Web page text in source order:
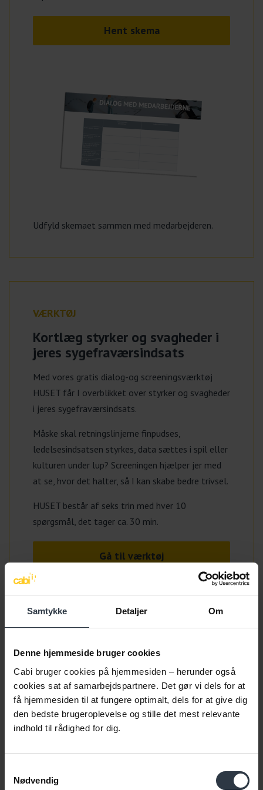
Samtykke Detaljer Om
Denne hjemmeside bruger cookies
Cabi bruger cookies på hjemmesiden – herunder også
cookies sat af samarbejdspartnere. Det gør vi dels for at
få hjemmesiden til at fungere optimalt, dels for at give dig
den bedste brugeroplevelse og stille det mest relevante
indhold til rådighed for dig.
Nødvendig
Hent skema
Udfyld skemaet sammen med medarbejderen.
VÆRKTØJ
Kortlæg styrker og svagheder i
jeres sygefraværsindsats
Med vores gratis dialog-og screeningsværktøj
HUSET får I overblikket over styrker og svagheder
i jeres sygefraværsindsats.
Måske skal retningslinjerne finpudses,
ledelsesindsatsen styrkes, data sættes i spil eller
kulturen under lup? Screeningen hjælper jer med
at se, hvor det halter, så I kan skabe bedre trivsel.
HUSET består af seks trin med hver 10
spørgsmål, det tager ca. 30 min.
Gå til værktøj